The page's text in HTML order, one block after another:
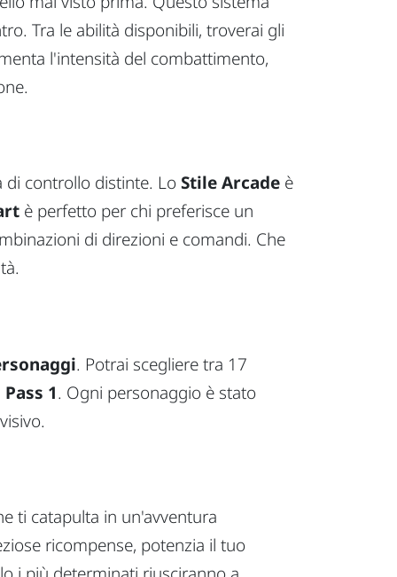
Tra le abilità disponibili, troverai gli
l'intensità del combattimento,
controllo distinte. Lo Stile Arcade è
è perfetto per chi preferisce un
di direzioni e comandi. Che
. Potrai scegliere tra 17
1. Ogni personaggio è stato
ti catapulta in un'avventura
ricompense, potenzia il tuo